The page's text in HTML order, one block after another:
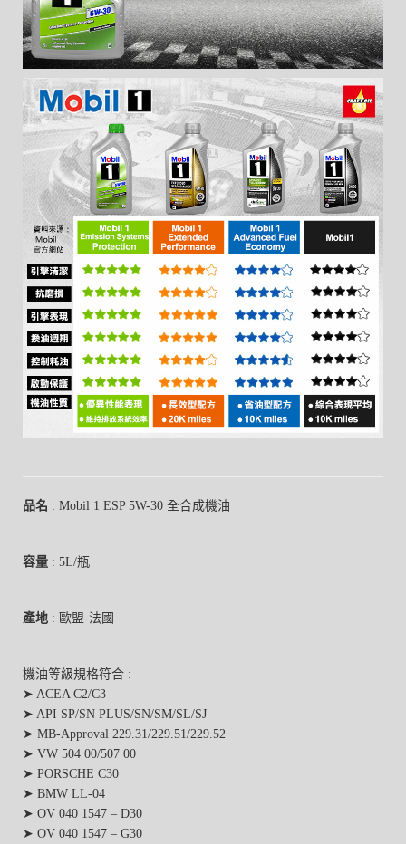
品名 : Mobil 1 ESP 5W-30 全合成機油
容量 : 5L/瓶
產地 : 歐盟-法國
機油等級規格符合 :
➤ ACEA C2/C3
➤ API SP/SN PLUS/SN/SM/SL/SJ
➤ MB-Approval 229.31/229.51/229.52
➤ VW 504 00/507 00
➤ PORSCHE C30
➤ BMW LL-04
➤ OV 040 1547 – D30
➤ OV 040 1547 – G30